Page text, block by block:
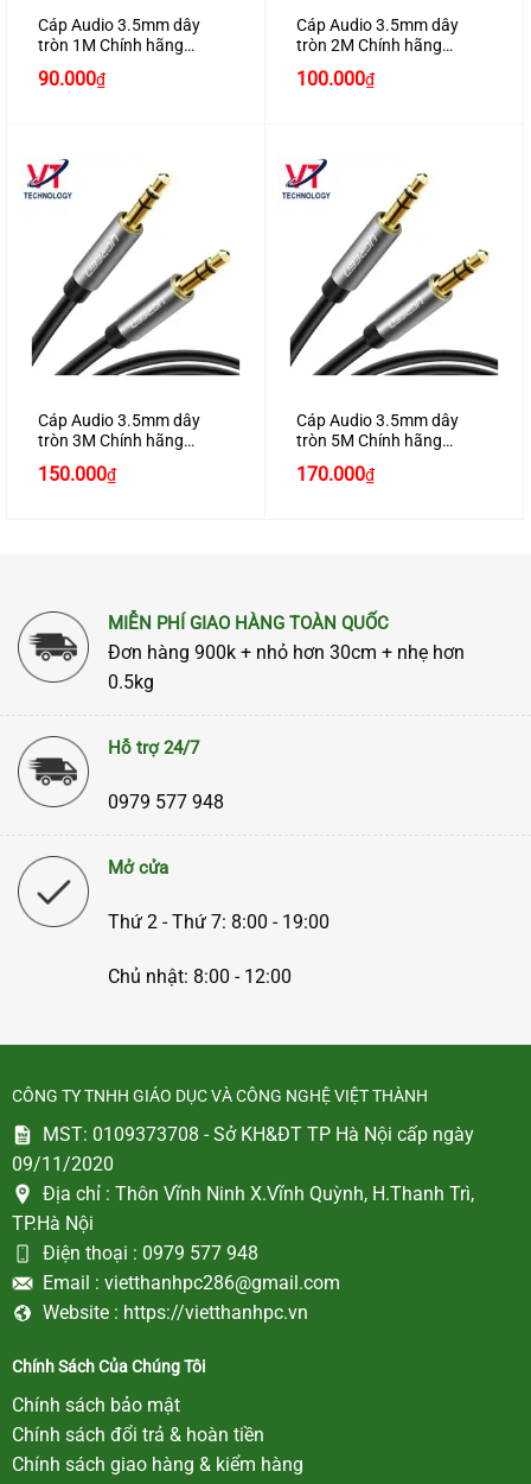
Cáp Audio 3.5mm dây
tròn 1M Chính hãng
24K cao cấp
90.000₫
Cáp Audio 3.5mm dây
tròn 2M Chính hãng
24K cao cấp
100.000₫
Cáp Audio 3.5mm dây
tròn 3M Chính hãng
Ugreen 10736 mạ vàng
24K cao cấp
150.000₫
Cáp Audio 3.5mm dây
tròn 5M Chính hãng
Ugreen 10737 mạ vàng
24K cao cấp
170.000₫
MIỄN PHÍ GIAO HÀNG TOÀN QUỐC
Đơn hàng 900k + nhỏ hơn 30cm + nhẹ hơn
0.5kg
Hỗ trợ 24/7
0979 577 948
Mở cửa
Thứ 2 - Thứ 7: 8:00 - 19:00
Chủ nhật: 8:00 - 12:00
CÔNG TY TNHH GIÁO DỤC VÀ CÔNG NGHỆ VIỆT THÀNH
MST: 0109373708 - Sở KH&ĐT TP Hà Nội cấp ngày
09/11/2020
Địa chỉ : Thôn Vĩnh Ninh X.Vĩnh Quỳnh, H.Thanh Trì,
TP.Hà Nội
Điện thoại : 0979 577 948
Email : vietthanhpc286@gmail.com
Website : https://vietthanhpc.vn
Chính Sách Của Chúng Tôi
Chính sách bảo mật
Chính sách đổi trả & hoàn tiền
Chính sách giao hàng & kiểm hàng